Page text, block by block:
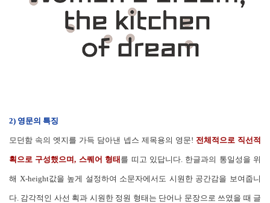
2) 영문의 특징
모던함 속의 엣지를 가득 담아낸 넵스 제목용의 영문! 전체적으로 직선적
획으로 구성했으며, 스퀘어 형태 를 띠고 있답니다. 한글과의 통일성을 위
해 X-height값을 높게 설정하여 소문자에서도 시원한 공간감을 보여줍니
다. 감각적인 사선 획과 시원한 정원 형태는 단어나 문장으로 쓰였을 때 글